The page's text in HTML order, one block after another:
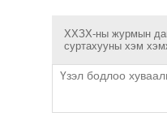
ХХЗХ-ны журмын
суртахууны хэм